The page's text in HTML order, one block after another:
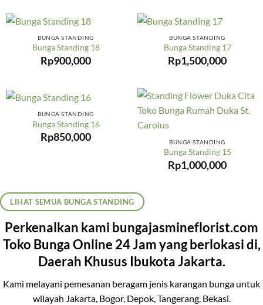
BUNGA STANDING
Bunga Standing 18
Rp900,000
BUNGA STANDING
Bunga Standing 17
Rp1,500,000
BUNGA STANDING
Bunga Standing 16
Rp850,000 BUNGA STANDING
Bunga Standing 15
Rp1,000,000
LIHAT SEMUA BUNGA STANDING
Perkenalkan kami bungajasmineflorist.com
Toko Bunga Online 24 Jam yang berlokasi di,
Daerah Khusus Ibukota Jakarta.
Kami melayani pemesanan beragam jenis karangan bunga untuk
wilayah Jakarta, Bogor, Depok, Tangerang, Bekasi.